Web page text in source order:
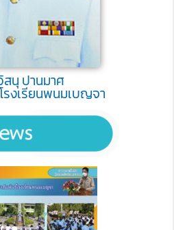
สนุ ปานมาศ
รงเรียนพนมเบญจา